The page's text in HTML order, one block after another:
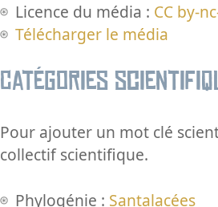
Licence du média : CC by-
Télécharger le média
Catégories
Pour ajouter un mot clé
collectif scientifique.
Phylogénie : Santalacées